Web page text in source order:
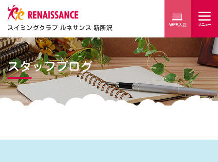
スイミングクラブ ルネサンス 新所沢
スタッフブログ